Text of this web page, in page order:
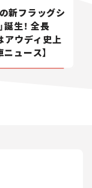
新フラッグシ
誕生！ 全長
ウディ史上
ニュース】